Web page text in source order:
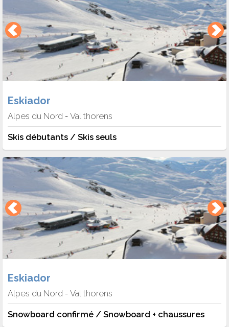
Eskiador
Alpes du Nord - Val thorens
Skis débutants / Skis seuls
Eskiador
Alpes du Nord - Val thorens
Snowboard confirmé / Snowboard + chaussures